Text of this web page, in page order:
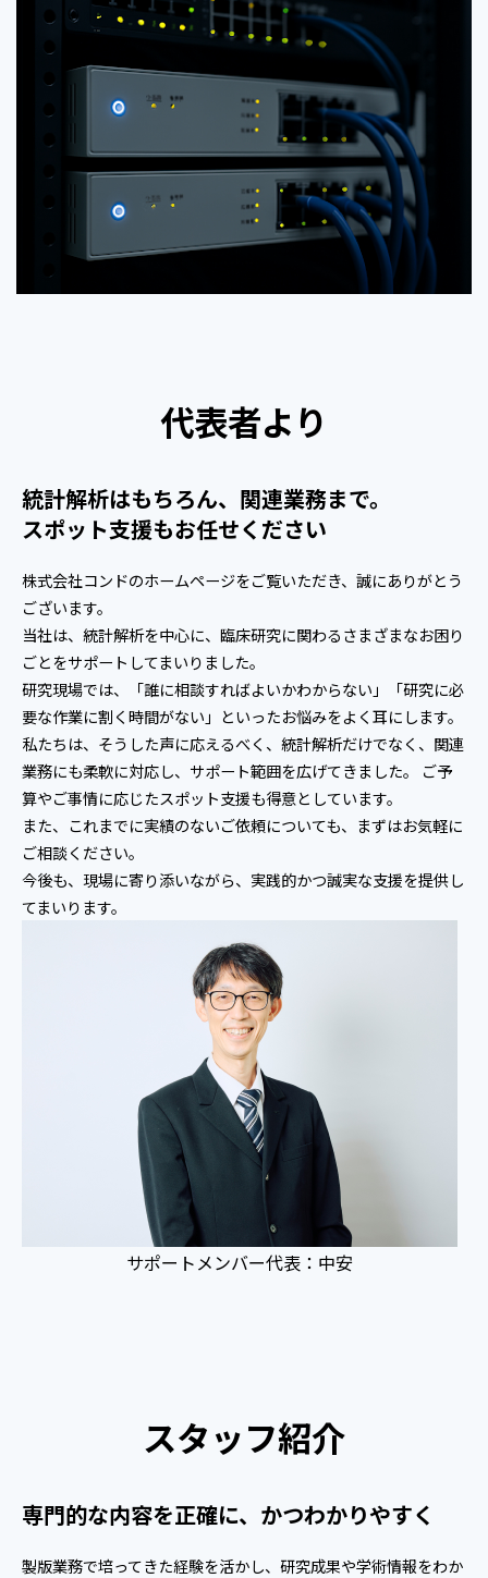
代表者より
統計解析はもちろん、関連業務まで。
スポット支援もお任せください
株式会社コンドのホームページをご覧いただき、誠にありがとう
ございます。
当社は、統計解析を中心に、臨床研究に関わるさまざまなお困り
ごとをサポートしてまいりました。
研究現場では、「誰に相談すればよいかわからない」「研究に必
要な作業に割く時間がない」といったお悩みをよく耳にします。
私たちは、そうした声に応えるべく、統計解析だけでなく、関連
業務にも柔軟に対応し、サポート範囲を広げてきました。 ご予
算やご事情に応じたスポット支援も得意としています。
また、これまでに実績のないご依頼についても、まずはお気軽に
ご相談ください。
今後も、現場に寄り添いながら、実践的かつ誠実な支援を提供し
てまいります。
サポートメンバー代表：中安
スタッフ紹介
専門的な内容を正確に、かつわかりやすく
製版業務で培ってきた経験を活かし、研究成果や学術情報をわか